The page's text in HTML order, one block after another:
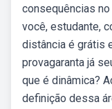
consequências
você, estudante,
distância é grátis
provagaranta já
que é dinâmica?
definição dessa